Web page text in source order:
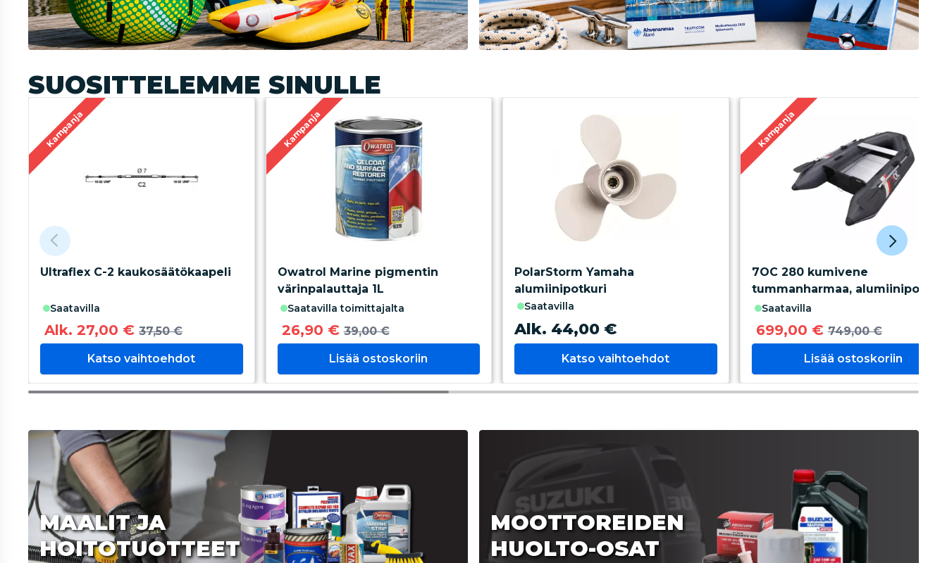
SUOSITTELEMME SINULLE
Kampanja
Ultraflex C-2 kaukosäätökaapeli
saatavilla
Alk. 27,00 € 37,50 €
Katso vaihtoehdot
Kampanja
Owatrol Marine pigmentin
värinpalauttaja 1L
saatavilla toimittajalta
26,90 € 39,00 €
Lisää ostoskoriin
PolarStorm Yamaha
alumiinipotkuri
saatavilla
Alk. 44,00 €
Katso vaihtoehdot
Kampanja
7OC 280 kumivene
tummanharmaa,
saatavilla
699,00 € 749,00 €
Lisää ostoskoriin
MAALIT JA
HOITOTUOTTEET
MOOTTOREIDEN
HUOLTO-OSAT